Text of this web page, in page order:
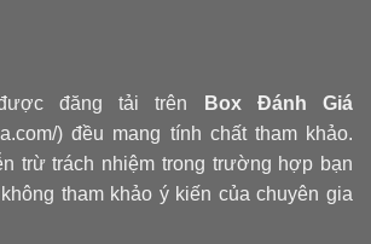
đăng tải trên
Box Đánh Giá
) đều mang tính chất tham khảo.
trừ trách nhiệm trong trường hợp bạn
tham khảo ý kiến của chuyên gia